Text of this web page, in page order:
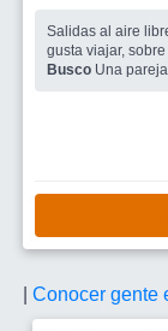
Salidas al aire
gusta viajar,
Busco Una
Conocer gente